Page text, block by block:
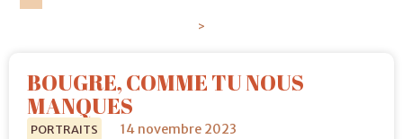
>
BOUGRE, COMME TU NOUS
MANQUES
PORTRAITS 14 novembre 2023